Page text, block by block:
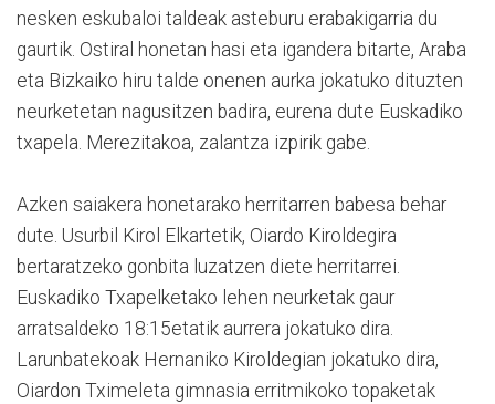
nesken eskubaloi taldeak asteburu erabakigarria du
gaurtik. Ostiral honetan hasi eta igandera bitarte, Araba
eta Bizkaiko hiru talde onenen aurka jokatuko dituzten
neurketetan nagusitzen badira, eurena dute Euskadiko
txapela. Merezitakoa, zalantza izpirik gabe.
Azken saiakera honetarako herritarren babesa behar
dute. Usurbil Kirol Elkartetik, Oiardo Kiroldegira
bertaratzeko gonbita luzatzen diete herritarrei.
Euskadiko Txapelketako lehen neurketak gaur
arratsaldeko 18:15etatik aurrera jokatuko dira.
Larunbatekoak Hernaniko Kiroldegian jokatuko dira,
Oiardon Tximeleta gimnasia erritmikoko topaketak